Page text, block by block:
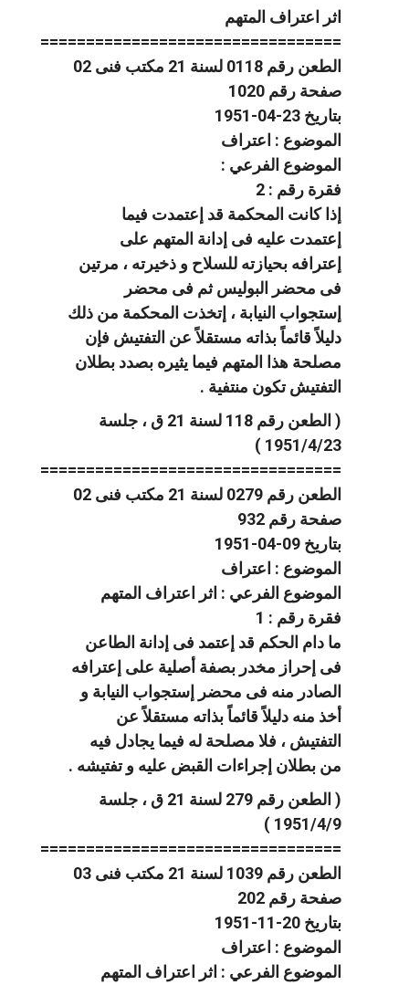
اثر اعتراف المتهم
=================================
الطعن رقم 0118 لسنة 21 مكتب فنى 02
صفحة رقم 1020
بتاريخ 23-04-1951
الموضوع : اعتراف
الموضوع الفرعي :
فقرة رقم : 2
إذا كانت المحكمة قد إعتمدت فيما
إعتمدت عليه فى إدانة المتهم على
إعترافه بحيازته للسلاح و ذخيرته ، مرتين
فى محضر البوليس ثم فى محضر
إستجواب النيابة ، إتخذت المحكمة من ذلك
دليلاً قائماً بذاته مستقلاً عن التفتيش فإن
مصلحة هذا المتهم فيما يثيره بصدد بطلان
التفتيش تكون منتفية .
( الطعن رقم 118 لسنة 21 ق ، جلسة
1951/4/23 )
=================================
الطعن رقم 0279 لسنة 21 مكتب فنى 02
صفحة رقم 932
بتاريخ 09-04-1951
الموضوع : اعتراف
الموضوع الفرعي : اثر اعتراف المتهم
فقرة رقم : 1
ما دام الحكم قد إعتمد فى إدانة الطاعن
فى إحراز مخدر بصفة أصلية على إعترافه
الصادر منه فى محضر إستجواب النيابة و
أخذ منه دليلاً قائماً بذاته مستقلاً عن
التفتيش ، فلا مصلحة له فيما يجادل فيه
من بطلان إجراءات القبض عليه و تفتيشه .
( الطعن رقم 279 لسنة 21 ق ، جلسة
1951/4/9 )
=================================
الطعن رقم 1039 لسنة 21 مكتب فنى 03
صفحة رقم 202
بتاريخ 20-11-1951
الموضوع : اعتراف
الموضوع الفرعي : اثر اعتراف المتهم